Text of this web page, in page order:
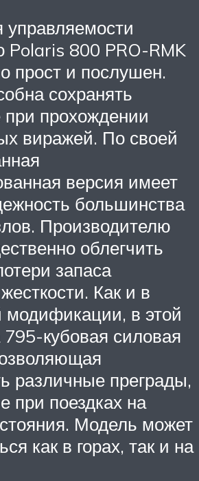
управляемости
Polaris 800 PRO-RMK
прост и послушен.
сохранять
прохождении
виражей. По своей
версия имеет
большинства
Производителю
облегчить
запаса
Как и в
в этой
795-кубовая силовая
различные преграды,
при поездках на
Модель может
как в горах, так и на